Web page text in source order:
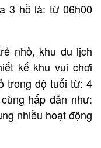
3 hồ là: từ 06h00
nhỏ, khu du lịch
kế khu vui chơi
trong độ tuổi từ: 4
hấp dẫn như:
nhiều hoạt động